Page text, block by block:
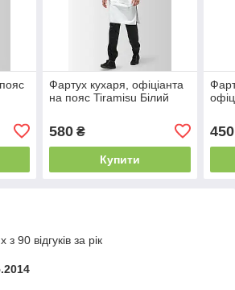
Фартух кухаря, офіціанта
на пояс Tiramisu Білий
580₴
Купити
450
90 відгуків за рік